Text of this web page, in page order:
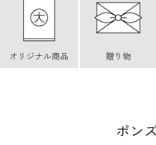
オリジナル商品 贈り物
ポン